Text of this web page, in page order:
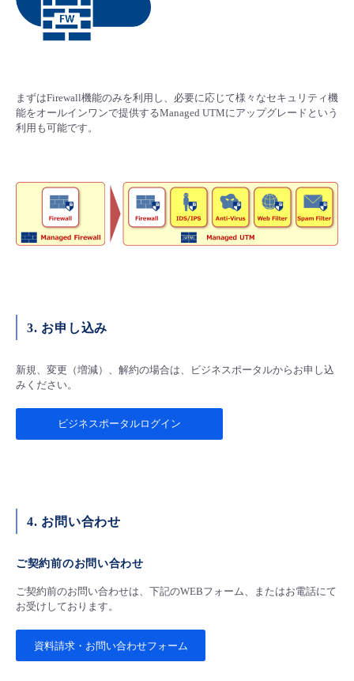
- Flexible Remote Access
まずはFirewall機能のみを利用し、必要に応じて様々なセキュリティ機
能をオールインワンで提供​するManaged UTMにアップグレードという
利用も可能です。
3. お申し込み
新規、変更（増減）、解約の場合は、ビジネスポータルからお申し込
みください。
ビジネスポータルログイン
4. お問い合わせ
ご契約前のお問い合わせ
ご契約前のお問い合わせは、下記のWEBフォーム、またはお電話にて
お受けしております。
資料請求・お問い合わせフォーム